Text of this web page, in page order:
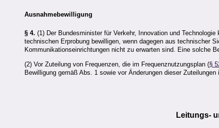
Ausnahmebewilligung
§ 4. (1) Der Bundesminister für Verkehr, Innovation und
technischen Erprobung bewilligen, wenn dagegen aus technischer
Kommunikationseinrichtungen nicht zu erwarten sind. Eine solche
(2) Vor Zuteilung von Frequenzen, die im Frequenznutzungsplan (§
Bewilligung gemäß Abs. 1 sowie vor Änderungen dieser
Leitungs-